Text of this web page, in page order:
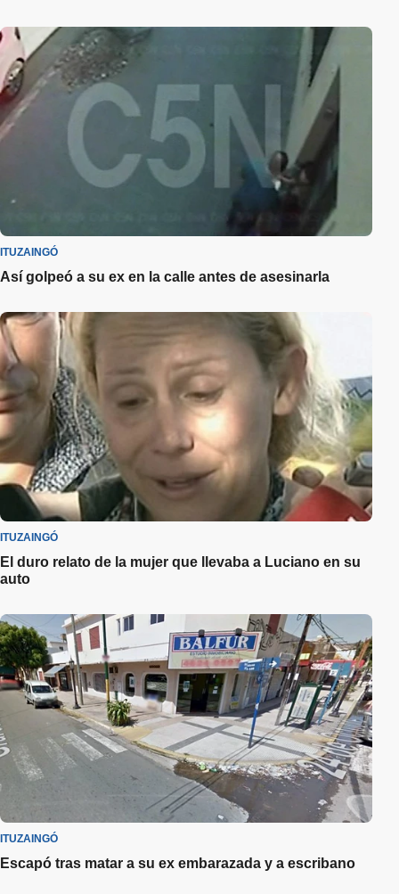
ITUZAINGÓ
Así golpeó a su ex en la calle antes de asesinarla
ITUZAINGÓ
El duro relato de la mujer que llevaba a Luciano en su
auto
ITUZAINGÓ
Escapó tras matar a su ex embarazada y a escribano